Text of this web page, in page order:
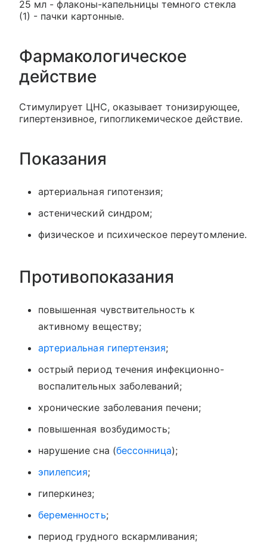
25 мл - флаконы-капельницы темного стекла
(1) - пачки картонные.
Фармакологическое
действие
Стимулирует ЦНС, оказывает тонизирующее,
гипертензивное, гипогликемическое действие.
Показания
артериальная гипотензия;
астенический синдром;
физическое и психическое переутомление.
Противопоказания
повышенная чувствительность к
активному веществу;
артериальная гипертензия;
острый период течения инфекционно-
воспалительных заболеваний;
хронические заболевания печени;
повышенная возбудимость;
нарушение сна (бессонница);
эпилепсия;
гиперкинез;
беременность;
период грудного вскармливания;